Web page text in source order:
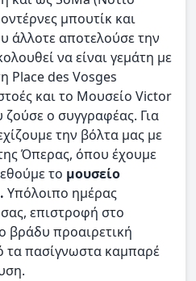
μπουτίκ και
άλλοτε αποτελούσε την
να είναι γεμάτη με
Place des Vosges
και το Μουσείο Victor
ο συγγραφέας. Για
την βόλτα μας με
Όπερας, όπου έχουμε
το μουσείο
Υπόλοιπο ημέρας
επιστροφή στο
βράδυ προαιρετική
τα πασίγνωστα καμπαρέ